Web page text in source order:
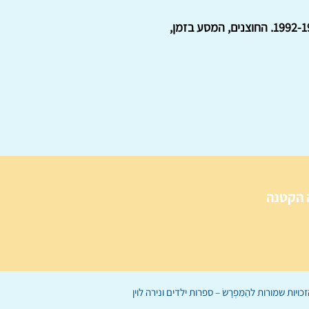
סיכום מידע חשוב ועדכני בתחום העב"מים בארץ ובעולם, שפורסם בגליונות כתב העת 'העב"מים' 1992-1994. החוצנים, המסע בזמן,
הקטנה
הַמִּפְרָשׂ – ספרות ילדים ונירה לוין